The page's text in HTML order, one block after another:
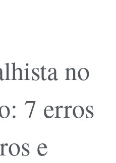
no
7 erros
e